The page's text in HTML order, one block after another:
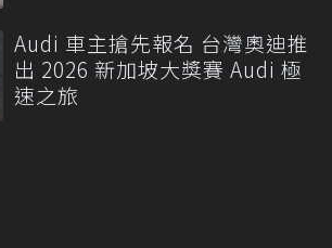
Audi 車主搶先報名 台灣奧迪推
出 2026 新加坡大獎賽 Audi 極
速之旅